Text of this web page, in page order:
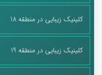
کلینیک زیبایی در منطقه 18
کلینیک زیبایی در منطقه 19